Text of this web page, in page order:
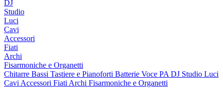
DJ
Studio
Luci
Cavi
Accessori
Fiati
Archi
Fisarmoniche e Organetti
Chitarre Bassi Tastiere e Pianoforti Batterie Voce PA DJ Studio Luci
Cavi Accessori Fiati Archi Fisarmoniche e Organetti